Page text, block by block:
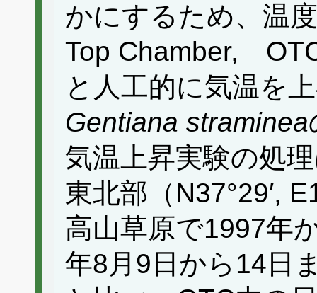
かにするため、温
Top Chamber,
と人工的に気温を
Gentiana straminea
気温上昇実験の処
東北部（N37°29′,
高山草原で1997年
年8月9日から14日